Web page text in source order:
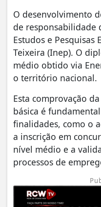
O desenvolvimento
de responsabilidade
Estudos e Pesquisas
Teixeira (Inep). O
médio obtido via
o território nacional.
Esta comprovação
básica é
finalidades, como o
a inscrição em
nível médio e a
processos de